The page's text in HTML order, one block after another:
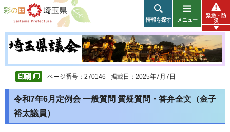
彩の国 埼玉県
情報を探す メニュー
緊急・防
災
ページ番号：270146 掲載日：2025年7月7日
令和7年6月定例会 一般質問 質疑質問・答弁全文（金子
裕太議員）